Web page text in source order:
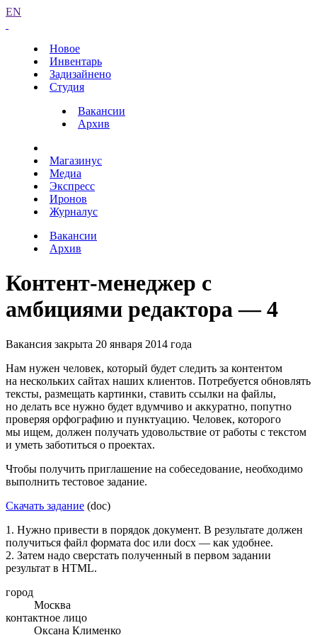
EN
Новое
Инвентарь
Задизайнено
Студия
Вакансии
Архив
Магазинус
Медиа
Экспресс
Иронов
Журналус
Вакансии
Архив
Контент-менеджер с
амбициями редактора — 4
Вакансия закрыта 20 января 2014 года
Нам нужен человек, который будет следить за контентом
на нескольких сайтах наших клиентов. Потребуется обновлять
тексты, размещать картинки, ставить ссылки на файлы,
но делать все нужно будет вдумчиво и аккуратно, попутно
проверяя орфографию и пунктуацию. Человек, которого
мы ищем, должен получать удовольствие от работы с текстом
и уметь заботиться о проектах.
Чтобы получить приглашение на собеседование, необходимо
выполнить тестовое задание.
Скачать задание (doc)
1. Нужно привести в порядок документ. В результате должен
получиться файл формата doc или docx — как удобнее.
2. Затем надо сверстать полученный в первом задании
результат в HTML.
город
Москва
контактное лицо
Оксана Клименко